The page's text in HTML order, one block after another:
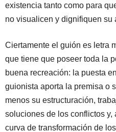
existencia tanto como para
no visualicen y dignifiquen su
Ciertamente el guión es letra
que tiene que poseer toda la
buena recreación: la puesta
guionista aporta la premisa o
menos su estructuración,
soluciones de los conflictos y,
curva de transformación de